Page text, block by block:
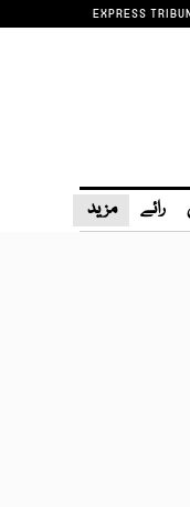
EXPRESS
رائے مزید